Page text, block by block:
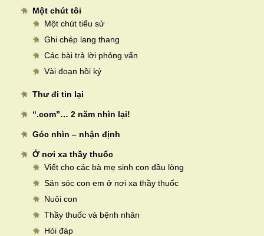
Một chút tôi
Một chút tiểu sử
Ghi chép lang thang
Các bài trả lời phỏng vấn
Vài đoạn hồi ký
Thư đi tin lại
“.com”… 2 năm nhìn lại!
Góc nhìn – nhận định
Ở nơi xa thầy thuốc
Viết cho các bà mẹ sinh con đầu lòng
Săn sóc con em ở nơi xa thầy thuốc
Nuôi con
Thầy thuốc và bệnh nhân
Hỏi đáp